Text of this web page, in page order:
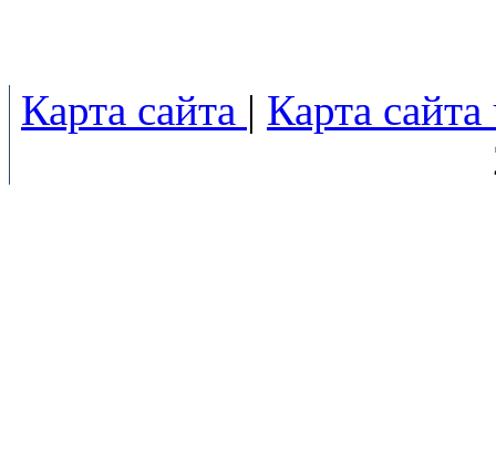
Карта сайта | Карта сайта